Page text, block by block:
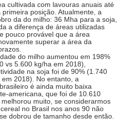
cultivada com lavouras anuais até
posição. Atualmente, a
da do milho: 36 Mha para a soja,
a diferença de áreas utilizadas
pouco provável que a área
superar a área da
do milho aumentou em 198%
vs 5.600 kg/ha em 2018),
na soja foi de 90% (1.740
2018). No entanto, a
é ainda muito baixa
americana, que foi de 10.610
muito, se considerarmos
no Brasil nos anos 90 não
dobrou de tamanho desde então.